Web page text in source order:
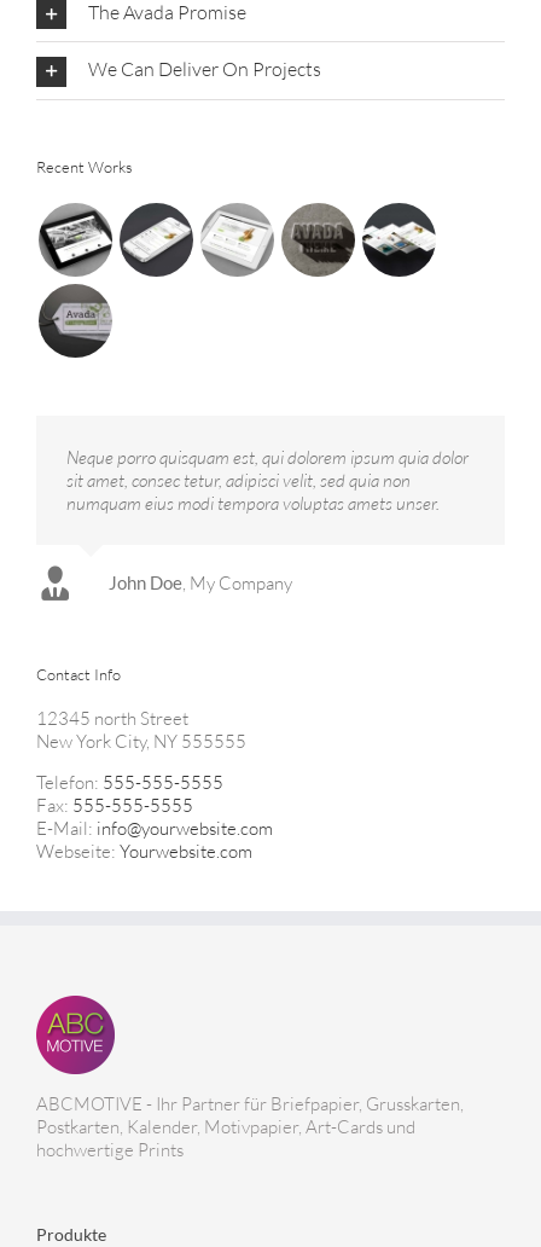
The Avada Promise
We Can Deliver On Projects
Recent Works
Neque porro quisquam est, qui dolorem ipsum quia dolor
sit amet, consec tetur, adipisci velit, sed quia non
numquam eius modi tempora voluptas amets unser.
John Doe, My Company
Luke Beck Theme Fusion
Contact Info
12345 north Street
New York City, NY 555555
Telefon: 555-555-5555
Fax: 555-555-5555
E-Mail: info@yourwebsite.com
Webseite: Yourwebsite.com
ABCMOTIVE - Ihr Partner für Briefpapier, Grusskarten,
Postkarten, Kalender, Motivpapier, Art-Cards und
hochwertige Prints
Produkte